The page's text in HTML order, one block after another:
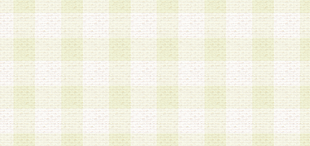
a.既に登録されている会員と同一のメールアドレ
録する場合
b.本サービスと同様のサービスを提供している企
業に従事していると思われる本人またはその家族
場合
c.その他当社が不適切と判断する場合
2.当社は、会員登録希望者を会員として承認する